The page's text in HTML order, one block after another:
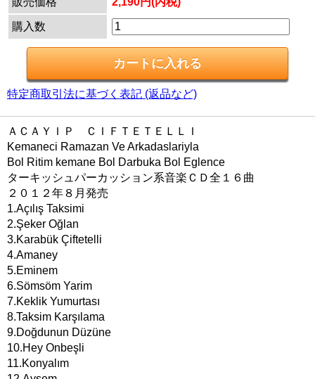
購入数
特定商取引法に基づく表記 (返品など)
ＡＣＡＹＩＰ ＣＩＦＴＥＴＥＬＬＩ
Kemaneci Ramazan Ve Arkadaslariyla
Bol Ritim kemane Bol Darbuka Bol Eglence
ターキッシュパーカッション系音楽ＣＤ全１６曲
２０１２年８月発売
1.Açılış Taksimi
2.Şeker Oğlan
3.Karabük Çiftetelli
4.Amaney
5.Eminem
6.Sömsöm Yarim
7.Keklik Yumurtası
8.Taksim Karşılama
9.Doğdunun Düzüne
10.Hey Onbeşli
11.Konyalım